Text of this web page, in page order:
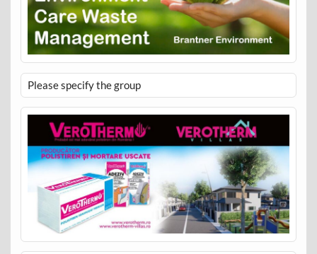
Please specify the group